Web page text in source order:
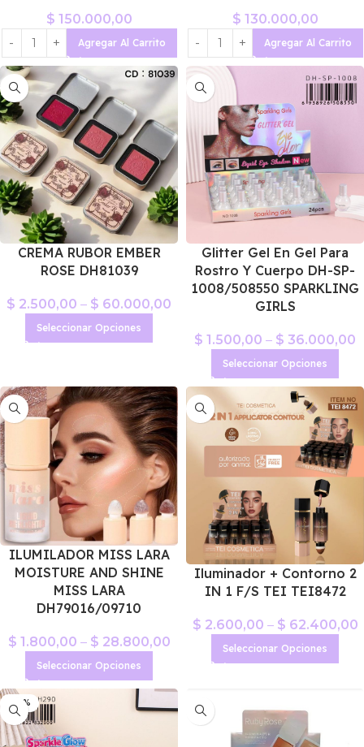
$ 150.000,00
Agregar Al Carrito
$ 130.000,00
Agregar Al Carrito
CREMA RUBOR EMBER
ROSE DH81039
$ 2.500,00 – $ 60.000,00
Seleccionar Opciones
Glitter Gel En Gel Para
Rostro Y Cuerpo DH-SP-
1008/508550 SPARKLING
GIRLS
$ 1.500,00 – $ 36.000,00
Seleccionar Opciones
ILUMILADOR MISS LARA
MOISTURE AND SHINE
MISS LARA
DH79016/09710
$ 1.800,00 – $ 28.800,00
Seleccionar Opciones
Iluminador + Contorno 2
IN 1 F/S TEI TEI8472
$ 2.600,00 – $ 62.400,00
Seleccionar Opciones
-29%